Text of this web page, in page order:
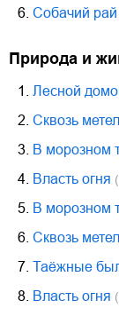
6. Собачий рай
природа и
1. Лесной
2. Сквозь
3. В морозном
4. Власть огня
5. В морозном
6. Сквозь
7. Таёжные
8. Власть огня